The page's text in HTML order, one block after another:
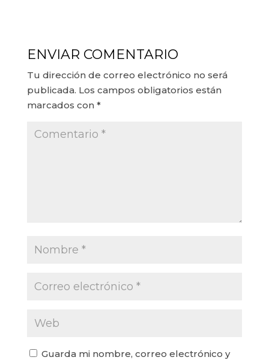
ENVIAR COMENTARIO
Tu dirección de correo electrónico no será
publicada. Los campos obligatorios están
marcados con *
Guarda mi nombre, correo electrónico y